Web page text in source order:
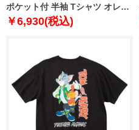
ポケット付 半袖 Tシャツ オレン
ジ 1278-5541-2 3L 4L 5L 6L 8L
￥6,930(税込)